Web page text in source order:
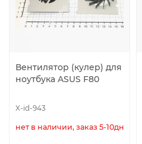
Eee PC 1005HA-VU1X-BK
Eee PC 1005HA-VU1X-BU
Eee PC 1005HAB
Eee PC 1005P
Eee PC 1005PEG
Вентилятор (кулер) для
ноутбука ASUS F80
X-id-943
нет в наличии, заказ 5-10дн.